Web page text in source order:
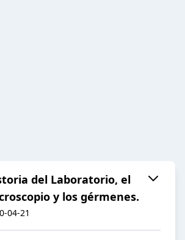
del Laboratorio, el
y los gérmenes.
04-21